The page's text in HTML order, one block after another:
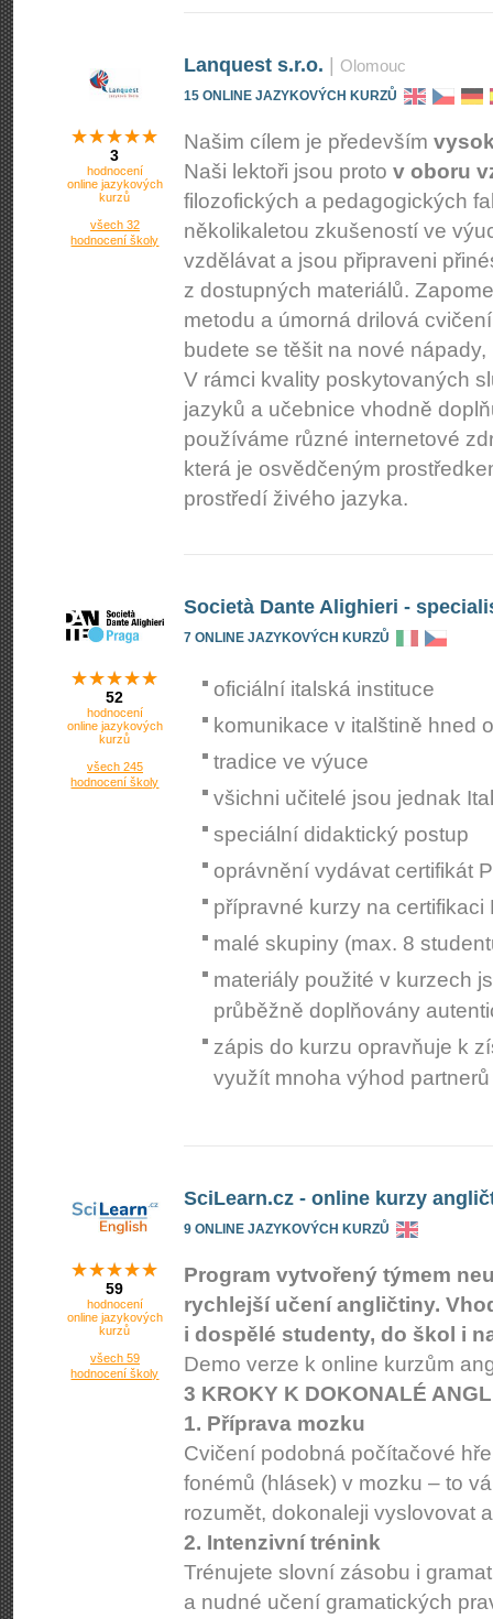
Lanquest s.r.o. Olomouc
15 ONLINE JAZYKOVÝCH KURZŮ
3
hodnocení
online jazykových
kurzů
všech 32
hodnocení školy
Našim cílem je především
Naši lektoři jsou proto v oboru
filozofických a pedagogických
několikaletou zkušeností ve
vzdělávat a jsou připraveni
z dostupných materiálů.
metodu a úmorná drilová
budete se těšit na nové
V rámci kvality poskytovaných
jazyků a učebnice vhodně
používáme různé internetové
která je osvědčeným
prostředí živého jazyka.
Società Dante Alighieri -
7 ONLINE JAZYKOVÝCH KURZŮ
52
hodnocení
online jazykových
kurzů
všech 245
hodnocení školy
oficiální italská instituce
komunikace v italštině hned
tradice ve výuce
všichni učitelé jsou jednak
speciální didaktický postup
oprávnění vydávat certifikát
přípravné kurzy na certifikaci
malé skupiny (max. 8
materiály použité v kurzech
průběžně doplňovány
zápis do kurzu opravňuje k
využít mnoha výhod
SciLearn.cz - online kurzy
9 ONLINE JAZYKOVÝCH KURZŮ
59
hodnocení
online jazykových
kurzů
všech 59
hodnocení školy
Program vytvořený týmem
rychlejší učení angličtiny.
i dospělé studenty, do škol i
Demo verze k online kurzům
3 KROKY K DOKONALÉ
1. Příprava mozku
Cvičení podobná počítačové
fonémů (hlásek) v mozku – to
rozumět, dokonaleji vyslovovat
2. Intenzivní trénink
Trénujete slovní zásobu i
a nudné učení gramatických